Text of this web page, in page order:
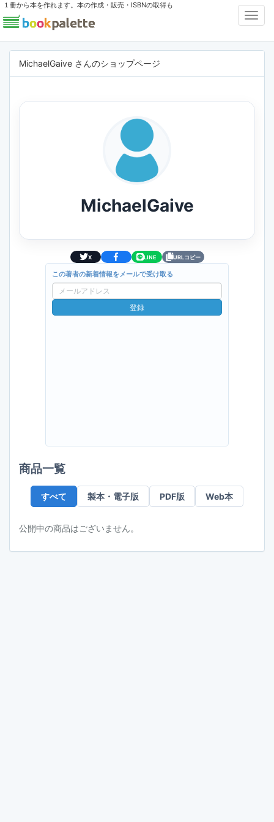
１冊から本を作れます。本の作成・販売・ISBNの取得も
MichaelGaive さんのショップページ
MichaelGaive
X LINE URLコピー
この著者の新着情報をメールで受け取る
ー
ル
登録
商品一覧
すべて 製本・電子版 PDF版 Web本
公開中の商品はございません。